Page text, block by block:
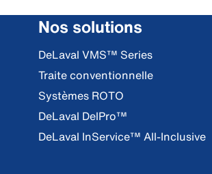
Nos solutions
DeLaval VMS™ Series
Traite conventionnelle
Systèmes ROTO
DeLaval DelPro™
DeLaval InService™ All-Inclusive